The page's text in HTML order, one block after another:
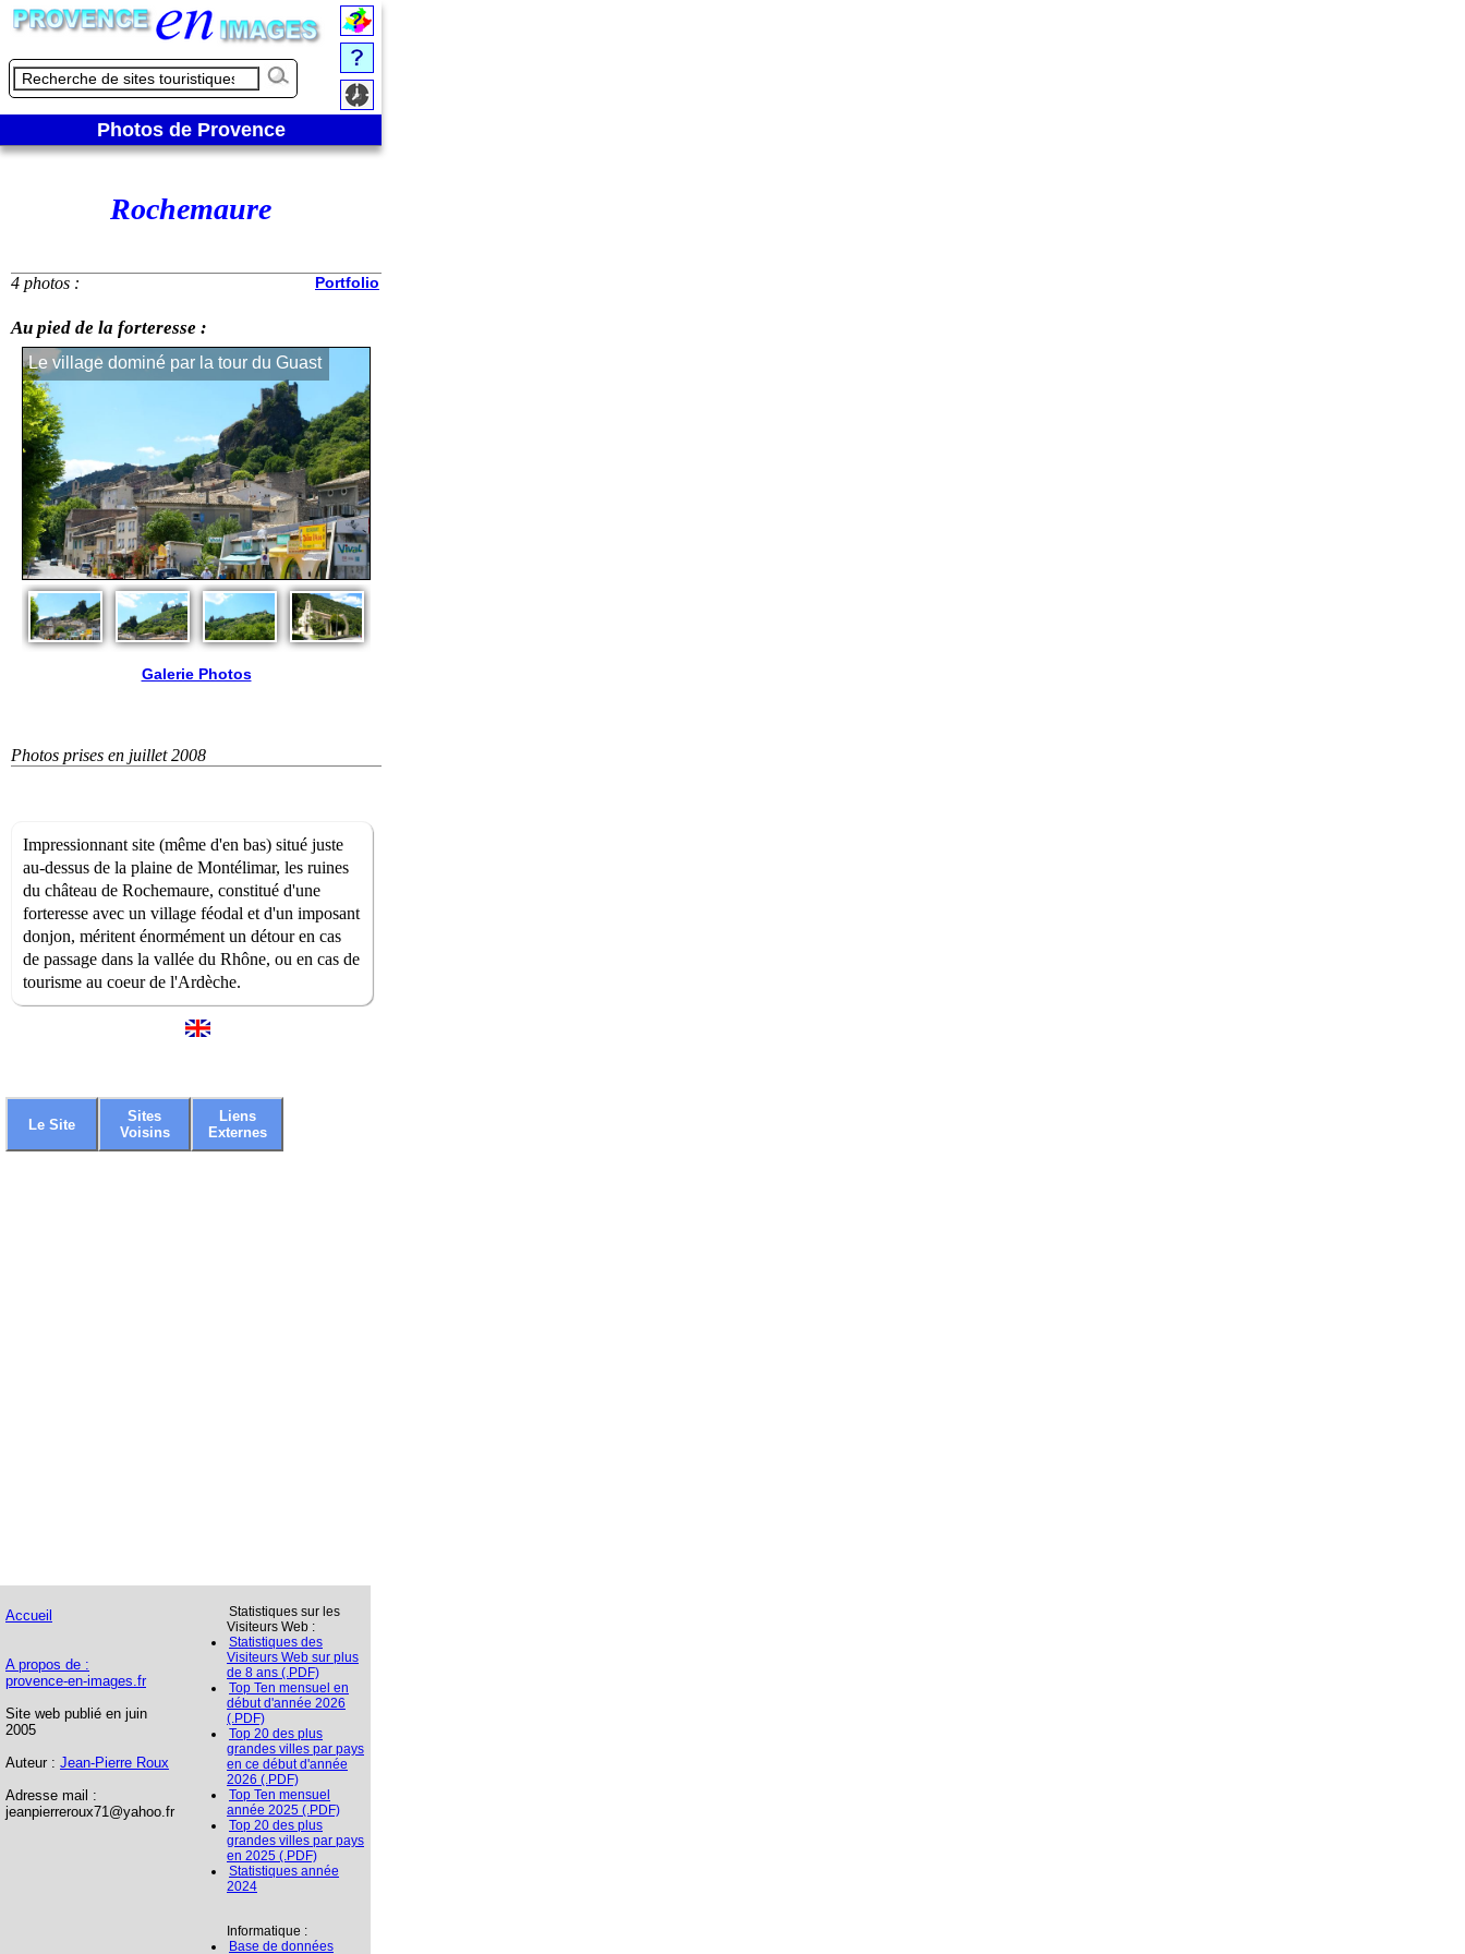
Photos de Provence
Rochemaure
4 photos : Portfolio
Au pied de la forteresse :
Le village dominé par la tour du Guast
Galerie Photos
Photos prises en juillet 2008
Impressionnant site (même d'en bas) situé juste
au-dessus de la plaine de Montélimar, les ruines
du château de Rochemaure, constitué d'une
forteresse avec un village féodal et d'un imposant
donjon, méritent énormément un détour en cas
de passage dans la vallée du Rhône, ou en cas de
tourisme au coeur de l'Ardèche.
Le Site
Sites
Voisins
Liens
Externes
Accueil
A propos de :
provence-en-images.fr
Site web publié en juin
2005
Auteur : Jean-Pierre Roux
Adresse mail :
jeanpierreroux71@yahoo.fr
Statistiques sur les
Visiteurs Web :
Statistiques des
Visiteurs Web sur plus
de 8 ans (.PDF)
Top Ten mensuel en
début d'année 2026
(.PDF)
Top 20 des plus
grandes villes par pays
en ce début d'année
2026 (.PDF)
Top Ten mensuel
année 2025 (.PDF)
Top 20 des plus
grandes villes par pays
en 2025 (.PDF)
Statistiques année
2024
Informatique :
Base de données